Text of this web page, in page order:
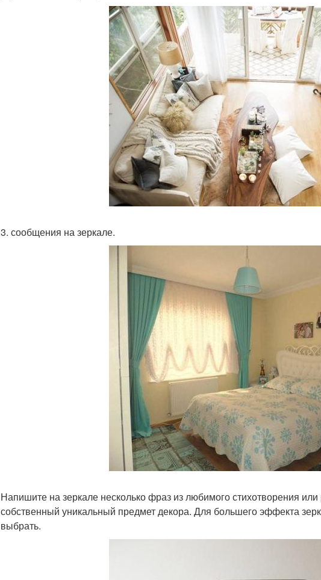
3. сообщения на зеркале.
Напишите на зеркале несколько фраз из любимого стихотворения
собственный уникальный предмет декора. Для большего эффекта
выбрать.